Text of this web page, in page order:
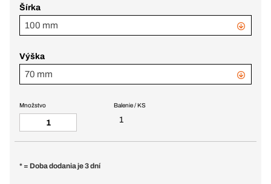
Šírka
100 mm
Výška
70 mm
Balenie / KS
1
Množstvo
* = Doba dodania je 3 dní